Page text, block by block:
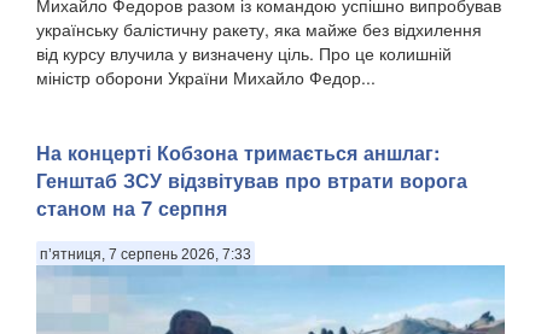
Михайло Федоров разом із командою успішно випробував
українську балістичну ракету, яка майже без відхилення
від курсу влучила у визначену ціль. Про це колишній
міністр оборони України Михайло Федор...
На концерті Кобзона тримається аншлаг:
Генштаб ЗСУ відзвітував про втрати ворога
станом на 7 серпня
п’ятниця, 7 серпень 2026, 7:33